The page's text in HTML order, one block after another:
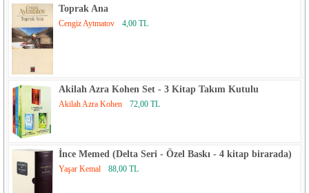
Fantastik Kitap
Fecr Yayınları
Final Kültür Sanat Yayınları
Gece Kitaplığı
Genç Timaş
GO!
Günışığı Kitaplığı
Toprak Ana
Cengiz Aytmatov 4,00 TL
Akilah Azra Kohen Set - 3 Kitap Takım Kutulu
Akilah Azra Kohen 72,00 TL
İnce Memed (Delta Seri - Özel Baskı - 4 kitap birarada)
Yaşar Kemal 88,00 TL